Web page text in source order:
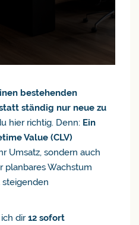
bestehenden
ständig nur neue zu
hier richtig. Denn: Ein
Value (CLV)
Umsatz, sondern auch
planbares Wachstum
steigenden
dir12 sofort